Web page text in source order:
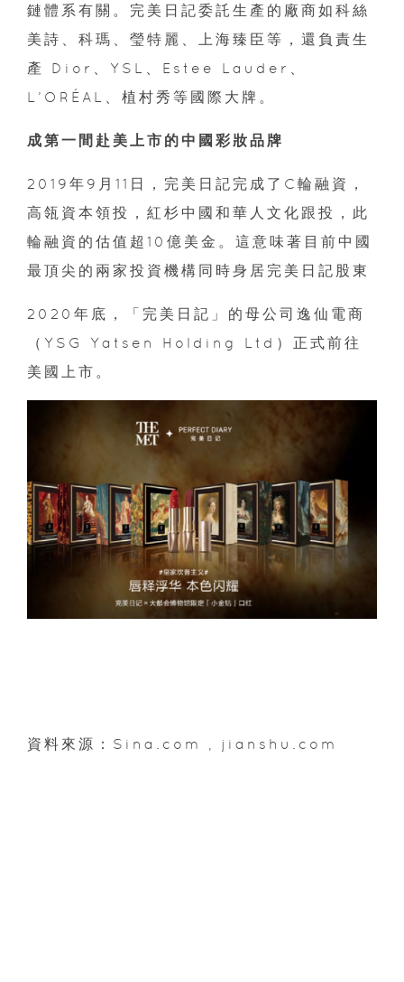
鏈體系有關。完美日記委託生產的廠商如科絲
美詩、科瑪、瑩特麗、上海臻臣等，還負責生
產 Dior、YSL、Estee Lauder、
L’ORÉAL、植村秀等國際大牌。
成第一間赴美上市的中國彩妝品牌
2019年9月11日，完美日記完成了C輪融資，
高瓴資本領投，紅杉中國和華人文化跟投，此
輪融資的估值超10億美金。這意味著目前中國
最頂尖的兩家投資機構同時身居完美日記股東
2020年底，「完美日記」的母公司逸仙電商
（YSG Yatsen Holding Ltd）正式前往
美國上市。
資料來源：Sina.com , jianshu.com